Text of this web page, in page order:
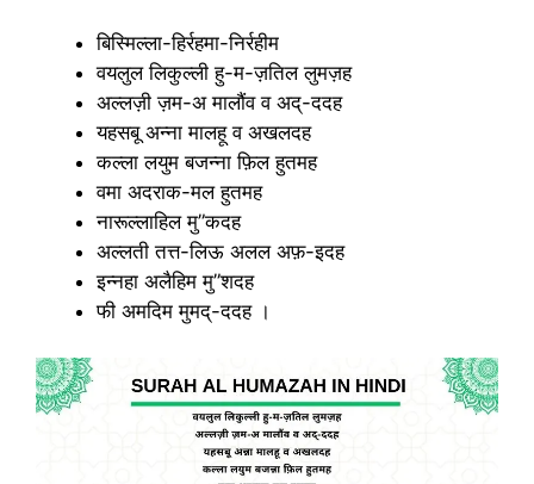
बिस्मिल्ला-हिर्रहमा-निर्रहीम
वयलुल लिकुल्ली हु-म-ज़तिल लुमज़ह
अल्लज़ी ज़म-अ मालौंव व अद्-ददह
यहसबू अन्ना मालहू व अखलदह
कल्ला लयुम बजन्ना फ़िल हुतमह
वमा अदराक-मल हुतमह
नारूल्लाहिल मु”कदह
अल्लती तत्त-लिऊ अलल अफ़-इदह
इन्नहा अलैहिम मु”शदह
फी अमदिम मुमद्-ददह ।